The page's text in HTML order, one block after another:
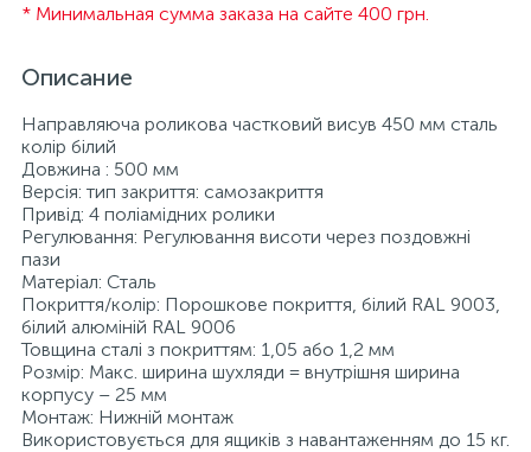
* Минимальная сумма заказа на сайте 400 грн.
Описание
Направляюча роликова частковий висув 450 мм сталь
колір білий
Довжина : 500 мм
Версія: тип закриття: самозакриття
Привід: 4 поліамідних ролики
Регулювання: Регулювання висоти через поздовжні
пази
Матеріал: Сталь
Покриття/колір: Порошкове покриття, білий RAL 9003,
білий алюміній RAL 9006
Товщина сталі з покриттям: 1,05 або 1,2 мм
Розмір: Макс. ширина шухляди = внутрішня ширина
корпусу – 25 мм
Монтаж: Нижній монтаж
Використовується для ящиків з навантаженням до 15 кг.